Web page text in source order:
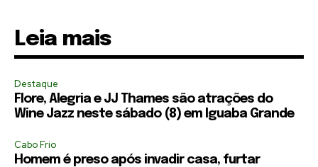
Leia mais
Destaque
Flore, Alegria e JJ Thames são atrações do
Wine Jazz neste sábado (8) em Iguaba Grande
Cabo Frio
Homem é preso após invadir casa, furtar